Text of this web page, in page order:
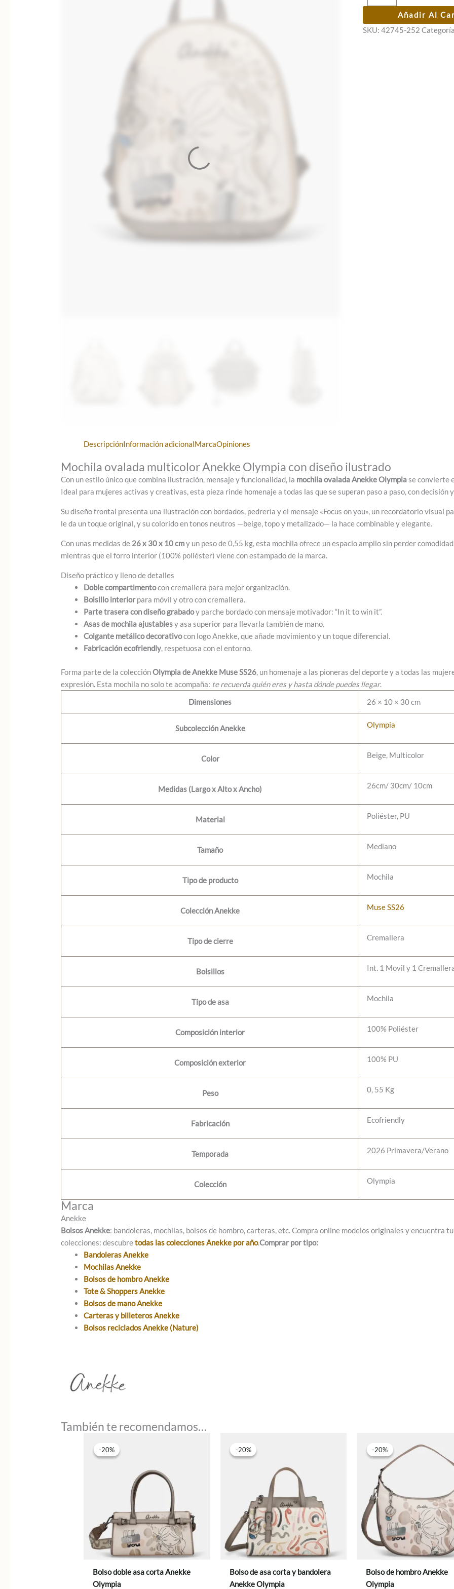
Olympia
cantidad
Añadir Al
SKU:42745-252
DescripciónInformación adicionalMarcaOpiniones
Mochila ovalada multicolor Anekke Olympia con diseño ilustrado
Con un estilo único que combina ilustración, mensaje y funcionalidad, la mochila ovalada Anekke Olympiase convierte
Ideal para mujeres activas y creativas, esta pieza rinde homenaje a todas las que se superan paso a paso, con decisión
Su diseño frontal presenta una ilustración con bordados, pedrería y el mensaje «Focus on you», un recordatorio visual
le da un toque original, y su colorido en tonos neutros —beige, topo y metalizado— la hace combinable y elegante.
Con unas medidas de 26 x 30 x 10 cmy un peso de 0,55 kg, esta mochila ofrece un espacio amplio sin perder
mientras que el forro interior (100% poliéster) viene con estampado de la marca.
Diseño práctico y lleno de detalles
Doble compartimentocon cremallera para mejor organización.
Bolsillo interior para móvil y otro con cremallera.
Parte trasera con diseño grabadoy parche bordado con mensaje motivador: “In it to win it”.
Asas de mochila ajustablesy asa superior para llevarla también de mano.
Colgante metálico decorativocon logo Anekke, que añade movimiento y un toque diferencial.
Fabricación ecofriendly, respetuosa con el entorno.
Forma parte de la colecciónOlympia de Anekke Muse SS26, un homenaje a las pioneras del deporte y a todas las
expresión. Esta mochila no solo te acompaña: te recuerda quién eres y hasta dónde puedes llegar.
Dimensiones
26 × 10 × 30 cm
Subcolección Anekke Olympia
Color Beige, Multicolor
Medidas (Largo x Alto x Ancho) 26cm/ 30cm/ 10cm
Material Poliéster, PU
Tamaño Mediano
Tipo de producto Mochila
Colección Anekke Muse SS26
Tipo de cierre Cremallera
Bolsillos Int. 1 Movil y 1
Tipo de asa Mochila
Composición interior 100% Poliéster
Composición exterior 100% PU
Peso 0, 55 Kg
Fabricación Ecofriendly
Temporada 2026 Primavera/Verano
Colección Olympia
Marca
Anekke
Bolsos Anekke: bandoleras, mochilas, bolsos de hombro, carteras, etc. Compra online modelos originales y encuentra
colecciones: descubretodas las colecciones Anekke por año.Comprar por tipo:
Bandoleras Anekke
Mochilas Anekke
Bolsos de hombro Anekke
Tote & Shoppers Anekke
Bolsos de mano Anekke
Carteras y billeteros Anekke
Bolsos reciclados Anekke (Nature)
También te recomendamos…
-20%
-20%
Bolso doble asa corta Anekke
Olympia
-20%
-20%
Bolso de asa corta y bandolera
Anekke Olympia
-20%
-20%
Bolso de hombro Anekke
Olympia